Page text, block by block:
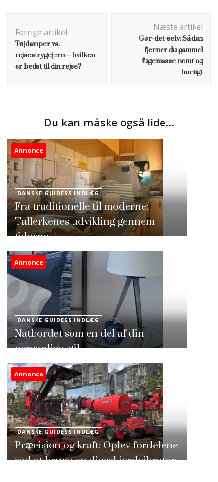
Forrige artikel
Tøjdamper vs.
rejsestrygejern – hvilken
er bedst til din rejse?
Næste artikel
Gør-det-selv: Sådan
fjerner du gammel
fugemasse nemt og
hurtigt
Du kan måske også lide...
Annonce
DANSKE GUIDESS INDLÆG
Fra traditionelle til moderne:
Tallerkenes udvikling gennem
tiderne
Annonce
DANSKE GUIDESS INDLÆG
Natbordet som en del af din
personlige stil
Annonce
DANSKE GUIDESS INDLÆG
Præcision og kraft: Oplev fordelene
ved at bruge en diesel-jordvibrator